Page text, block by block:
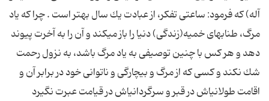
آله) كه فرمود: ساعتى تفكر، از عبادت یك سال بهتر است . چرا كه یاد
مرگ، طناب‎هاى خمیه(زندگى) دنیا را باز مى‎كند و آن را به آخرت پیوند
دهد و هر كس با چنین توصیفى به یاد مرگ باشد، به نزول رحمت
شك نكند و كسى كه از مرگ و بیچارگى و ناتوانى خود در برابر آن و
اقامت طولانى‎اش در قبر و سرگردانى‎اش در قیامت عبرت نگیرد